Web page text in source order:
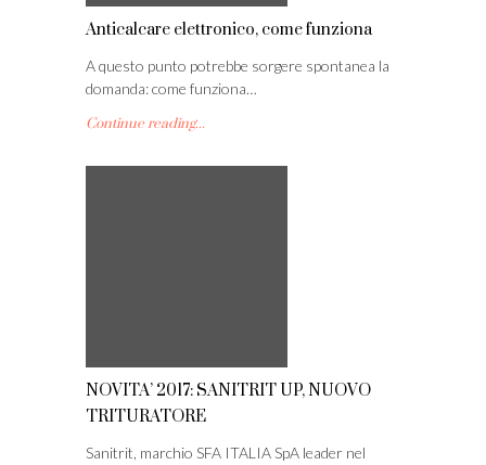
Anticalcare elettronico, come funziona
A questo punto potrebbe sorgere spontanea la
domanda: come funziona…
Continue reading...
NOVITA’ 2017: SANITRIT UP, NUOVO
TRITURATORE
Sanitrit, marchio SFA ITALIA SpA leader nel